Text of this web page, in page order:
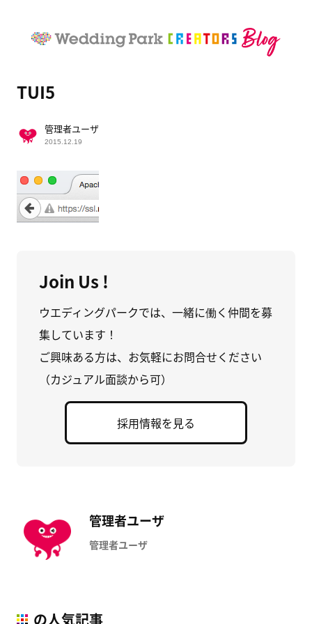
TUI5
管理者ユーザ
2015.12.19
Join Us !
ウエディングパークでは、一緒に働く仲間を募
集しています！
ご興味ある方は、お気軽にお問合せください
（カジュアル面談から可）
採用情報を見る
管理者ユーザ
管理者ユーザ
の人気記事